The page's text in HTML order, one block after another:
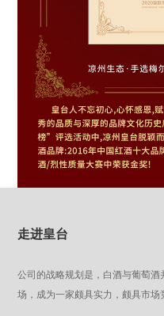
走进皇台
公司的战略规划是，白酒与葡萄
场，成为一家颇具实力，颇具市场